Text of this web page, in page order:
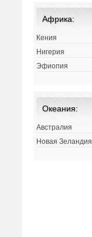
Африка:
Кения
Нигерия
Эфиопия
Океания:
Австралия
Новая Зеландия